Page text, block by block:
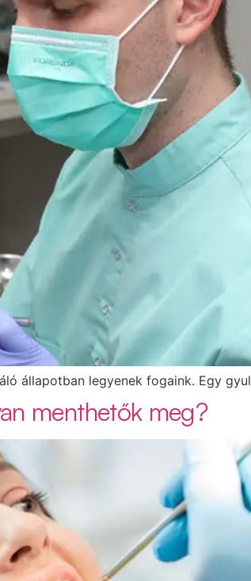
állapotban legyenek fogaink. Egy
menthetők meg?